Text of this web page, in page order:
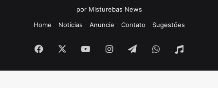
por Misturebas News
Home
Notícias Anuncie Contato Sugestões
Facebook YouTubeInstagramTelegramWhatsApp